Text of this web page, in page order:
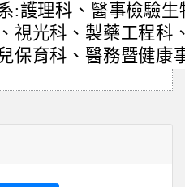
:護理科、醫事檢驗
視光科、製藥工程科
保育科、醫務暨健康